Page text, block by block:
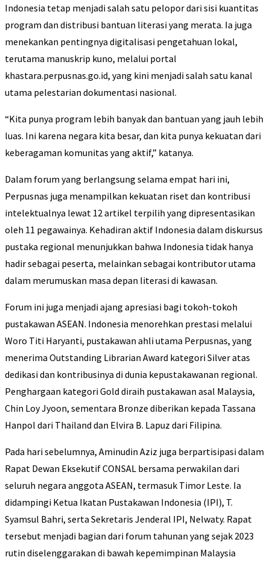
Indonesia tetap menjadi salah satu pelopor dari sisi kuantitas
program dan distribusi bantuan literasi yang merata. Ia juga
menekankan pentingnya digitalisasi pengetahuan lokal,
terutama manuskrip kuno, melalui portal
khastara.perpusnas.go.id, yang kini menjadi salah satu kanal
utama pelestarian dokumentasi nasional.
“Kita punya program lebih banyak dan bantuan yang jauh lebih
luas. Ini karena negara kita besar, dan kita punya kekuatan dari
keberagaman komunitas yang aktif,” katanya.
Dalam forum yang berlangsung selama empat hari ini,
Perpusnas juga menampilkan kekuatan riset dan kontribusi
intelektualnya lewat 12 artikel terpilih yang dipresentasikan
oleh 11 pegawainya. Kehadiran aktif Indonesia dalam diskursus
pustaka regional menunjukkan bahwa Indonesia tidak hanya
hadir sebagai peserta, melainkan sebagai kontributor utama
dalam merumuskan masa depan literasi di kawasan.
Forum ini juga menjadi ajang apresiasi bagi tokoh-tokoh
pustakawan ASEAN. Indonesia menorehkan prestasi melalui
Woro Titi Haryanti, pustakawan ahli utama Perpusnas, yang
menerima Outstanding Librarian Award kategori Silver atas
dedikasi dan kontribusinya di dunia kepustakawanan regional.
Penghargaan kategori Gold diraih pustakawan asal Malaysia,
Chin Loy Jyoon, sementara Bronze diberikan kepada Tassana
Hanpol dari Thailand dan Elvira B. Lapuz dari Filipina.
Pada hari sebelumnya, Aminudin Aziz juga berpartisipasi dalam
Rapat Dewan Eksekutif CONSAL bersama perwakilan dari
seluruh negara anggota ASEAN, termasuk Timor Leste. Ia
didampingi Ketua Ikatan Pustakawan Indonesia (IPI), T.
Syamsul Bahri, serta Sekretaris Jenderal IPI, Nelwaty. Rapat
tersebut menjadi bagian dari forum tahunan yang sejak 2023
rutin diselenggarakan di bawah kepemimpinan Malaysia